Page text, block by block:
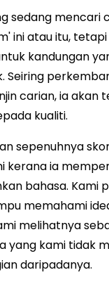
sedang mencari
ini atau itu,
kandungan
Seiring
carian, ia akan
kualiti.
sepenuhnya
kerana ia
bahasa. Kami
memahami
melihatnya
yang kami tidak
daripadanya.